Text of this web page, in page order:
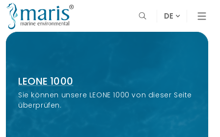
DE
LEONE 1000
Sie können unsere LEONE 1000 von dieser Seite
überprüfen.